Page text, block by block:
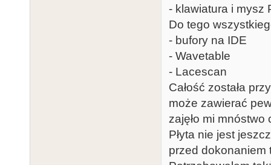
- klawiatura i mysz
Do tego
- bufory na IDE
- Wavetable
- Lacescan
Całość została
może zawierać
zajęło mi
Płyta nie jest
przed dokonaniem